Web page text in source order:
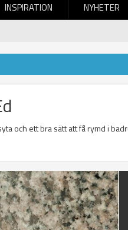
INSPIRATION NYHETER
och ett bra sätt att få rymd i